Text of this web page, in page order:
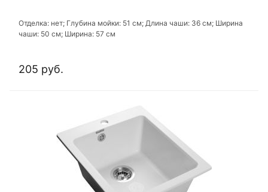
Отделка: нет; Глубина мойки: 51 см; Длина чаши: 36 см; Ширина
чаши: 50 см; Ширина: 57 см
205 руб.